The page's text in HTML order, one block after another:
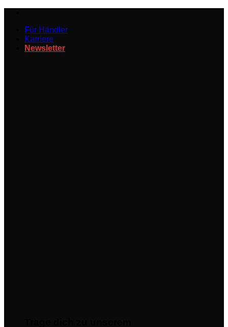
springenFür Händler
Karriere
Newsletter